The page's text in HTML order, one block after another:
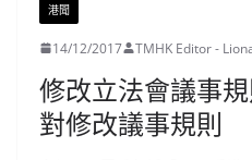
港聞
14/12/2017 TMHK Editor -
修改立法會議事
對修改議事規則